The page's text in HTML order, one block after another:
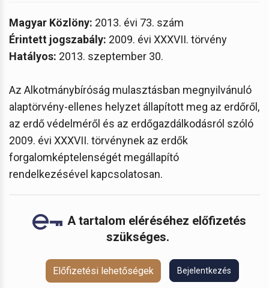
Magyar Közlöny: 2013. évi 73. szám
Érintett jogszabály: 2009. évi XXXVII. törvény
Hatályos: 2013. szeptember 30.
Az Alkotmánybíróság mulasztásban megnyilvánuló
alaptörvény-ellenes helyzet állapított meg az erdőről,
az erdő védelméről és az erdőgazdálkodásról szóló
2009. évi XXXVII. törvénynek az erdők
forgalomképtelenségét megállapító
rendelkezésével kapcsolatosan.
A tartalom eléréséhez előfizetés
szükséges.
Előfizetési lehetőségek Bejelentkezés